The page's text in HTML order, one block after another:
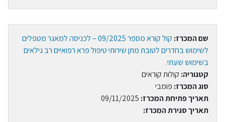
שם המכרז:
קול קורא מספר 09/2025 – לכניסה למאגר מטפלים
לשימוש בחדרים לטובת מתן שירותי טיפול פרא רפואיים רב גילאים
בשימוש שעתי.
קטגוריה: קולות קוראים
סוג המכרז: פומבי
תאריך פתיחת המכרז: 09/11/2025
תאריך סגירת המכרז: